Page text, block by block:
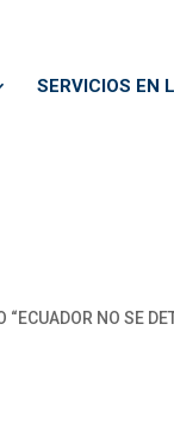
SERVICIOS EN
NO SE